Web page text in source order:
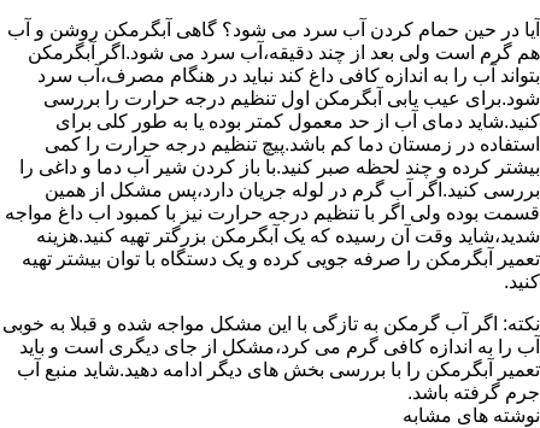
آیا در حین حمام کردن آب سرد می شود؟ گاهی آبگرمکن روشن و آب
هم گرم است ولی بعد از چند دقیقه،آب سرد می شود.اگر آبگرمکن
بتواند آب را به اندازه کافی داغ کند نباید در هنگام مصرف،آب سرد
شود.برای عیب یابی آبگرمکن اول تنظیم درجه حرارت را بررسی
کنید.شاید دمای آب از حد معمول کمتر بوده یا به طور کلی برای
استفاده در زمستان دما کم باشد.پیچ تنظیم درجه حرارت را کمی
بیشتر کرده و چند لحظه صبر کنید.با باز کردن شیر آب دما و داغی را
بررسی کنید.اگر آب گرم در لوله جریان دارد،پس مشکل از همین
قسمت بوده ولی اگر با تنظیم درجه حرارت نیز با کمبود اب داغ مواجه
شدید،شاید وقت آن رسیده که یک آبگرمکن بزرگتر تهیه کنید.هزینه
تعمیر آبگرمکن را صرفه جویی کرده و یک دستگاه با توان بیشتر تهیه
کنید.
نکته: اگر آب گرمکن به تازگی با این مشکل مواجه شده و قبلا به خوبی
آب را به اندازه کافی گرم می کرد،مشکل از جای دیگری است و باید
تعمیر آبگرمکن را با بررسی بخش های دیگر ادامه دهید.شاید منبع آب
جرم گرفته باشد.
نوشته های مشابه